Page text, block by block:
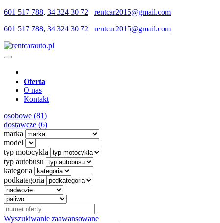
601 517 788, 34 324 30 72
rentcar2015@gmail.com
601 517 788, 34 324 30 72 rentcar2015@gmail.com
Oferta
O nas
Kontakt
osobowe (81)
dostawcze (6)
marka
model
typ motocykla
typ autobusu
kategoria
podkategoria
Wyszukiwanie zaawansowane